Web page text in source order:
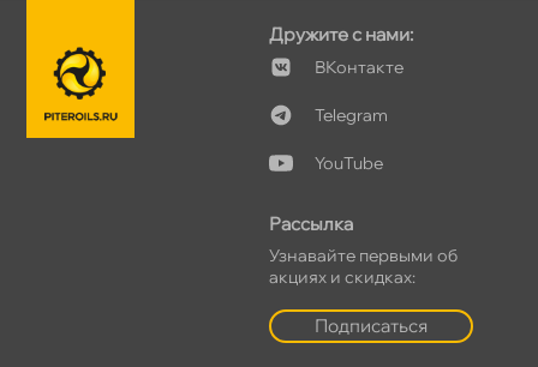
Дружите с нами:
Контакте
Telegram
YouTube
Рассылка
Узнавайте первыми о
акциях и скидках:
Подписаться